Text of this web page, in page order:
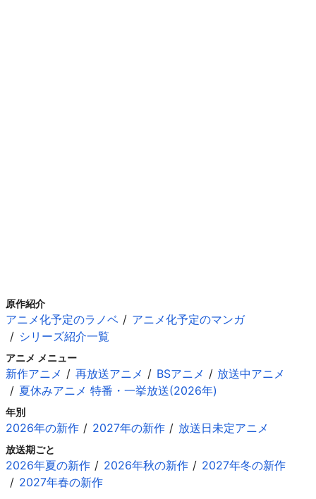
原作紹介
アニメ化予定のラノベ
アニメ化予定のマンガ
シリーズ紹介一覧
アニメ メニュー
新作アニメ 再放送アニメ BSアニメ
放送中アニメ
夏休みアニメ 特番・一挙放送(2026年)
年別
2026年の新作 2027年の新作 放送日未定アニメ
放送期ごと
2026年夏の新作 2026年秋の新作
2027年冬の新作
2027年春の新作